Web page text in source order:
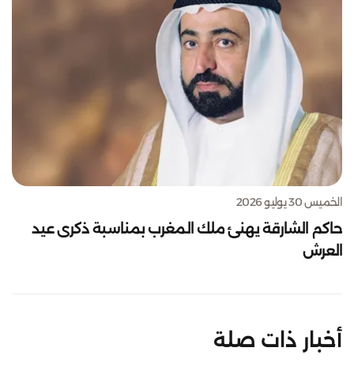
الخميس 30 يوليو 2026
حاكم الشارقة يهنئ ملك المغرب بمناسبة ذكرى عيد
العرش
أخبار ذات صلة